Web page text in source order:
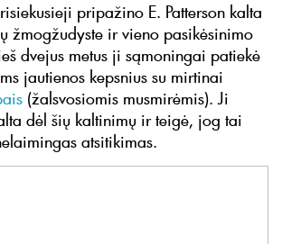
pripažino E. Patterson kalta
žmogžudyste ir vieno pasikėsinimo
dvejus metus ji sąmoningai patiekė
jautienos kepsnius su mirtinai
(žalsvosiomis musmirėmis). Ji
dėl šių kaltinimų ir teigė, jog tai
atsitikimas.